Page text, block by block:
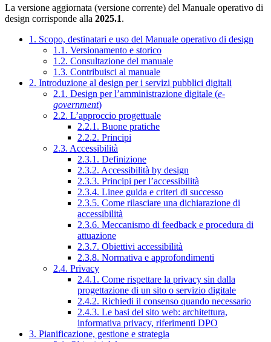
La versione aggiornata (versione corrente) del Manuale operativo di
design corrisponde alla 2025.1.
1. Scopo, destinatari e uso del Manuale operativo di design
1.1. Versionamento e storico
1.2. Consultazione del manuale
1.3. Contribuisci al manuale
2. Introduzione al design per i servizi pubblici digitali
2.1. Design per l’amministrazione digitale (e-
government)
2.2. L’approccio progettuale
2.2.1. Buone pratiche
2.2.2. Principi
2.3. Accessibilità
2.3.1. Definizione
2.3.2. Accessibilità by design
2.3.3. Principi per l’accessibilità
2.3.4. Linee guida e criteri di successo
2.3.5. Come rilasciare una dichiarazione di
accessibilità
2.3.6. Meccanismo di feedback e procedura di
attuazione
2.3.7. Obiettivi accessibilità
2.3.8. Normativa e approfondimenti
2.4. Privacy
2.4.1. Come rispettare la privacy sin dalla
progettazione di un sito o servizio digitale
2.4.2. Richiedi il consenso quando necessario
2.4.3. Le basi del sito web: architettura,
informativa privacy, riferimenti DPO
3. Pianificazione, gestione e strategia